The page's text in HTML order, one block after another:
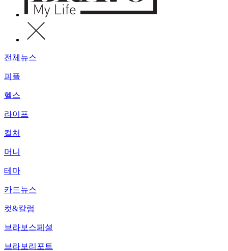
전체뉴스
피플
헬스
라이프
컬처
머니
테마
카드뉴스
컷&칼럼
브라보스페셜
브라보리포트